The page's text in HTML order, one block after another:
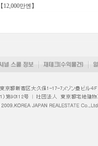
【12,000만엔】